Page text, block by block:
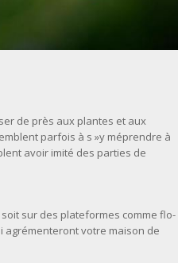
de près aux plantes et aux
parfois à s »y méprendre à
avoir imité des parties de
sur des plateformes comme flo-
agrémenteront votre maison de